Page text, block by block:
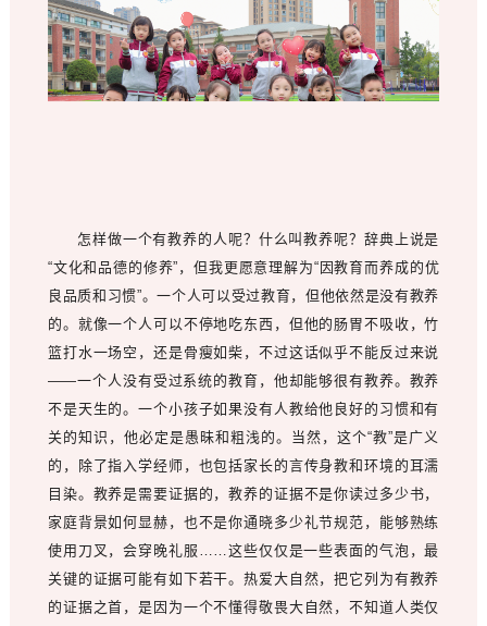
怎样做一个有教养的人呢？什么叫教养呢？辞典上说是
“文化和品德的修养”，但我更愿意理解为“因教育而养成的优
良品质和习惯”。一个人可以受过教育，但他依然是没有教养
的。就像一个人可以不停地吃东西，但他的肠胃不吸收，竹
篮打水一场空，还是骨瘦如柴，不过这话似乎不能反过来说
——一个人没有受过系统的教育，他却能够很有教养。教养
不是天生的。一个小孩子如果没有人教给他良好的习惯和有
关的知识，他必定是愚昧和粗浅的。当然，这个“教”是广义
的，除了指入学经师，也包括家长的言传身教和环境的耳濡
目染。教养是需要证据的，教养的证据不是你读过多少书，
家庭背景如何显赫，也不是你通晓多少礼节规范，能够熟练
使用刀叉，会穿晚礼服……这些仅仅是一些表面的气泡，最
关键的证据可能有如下若干。热爱大自然，把它列为有教养
的证据之首，是因为一个不懂得敬畏大自然，不知道人类仅